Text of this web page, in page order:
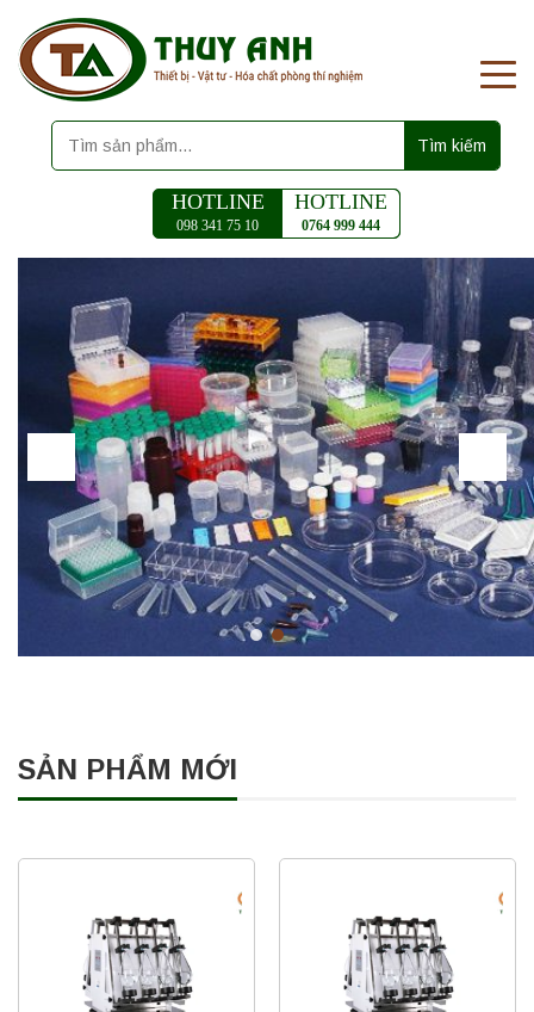
Tìm kiếm
HOTLINE
098 341 75 10
HOTLINE
0764 999 444
SẢN PHẨM MỚI